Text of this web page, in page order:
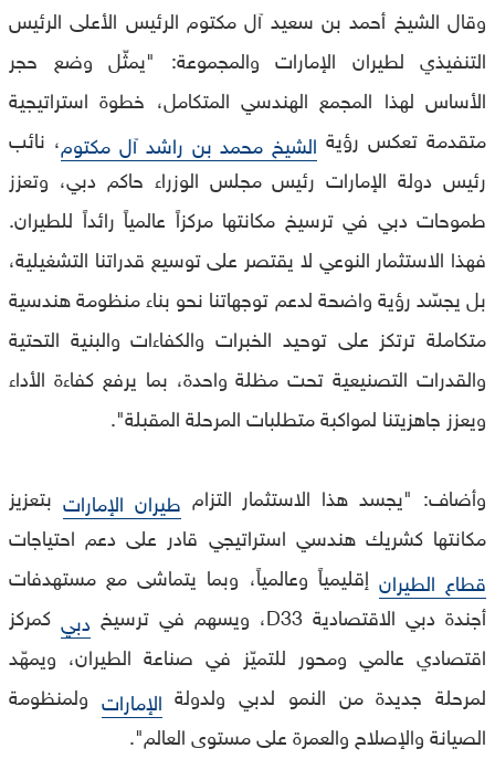
وقال الشيخ أحمد بن سعيد آل مكتوم الرئيس الأعلى الرئيس
التنفيذي لطيران الإمارات والمجموعة: "يمثّل وضع حجر
الأساس لهذا المجمع الهندسي المتكامل، خطوة استراتيجية
متقدمة تعكس رؤية الشيخ محمد بن راشد آل مكتوم، نائب
رئيس دولة الإمارات رئيس مجلس الوزراء حاكم دبي، وتعزز
طموحات دبي في ترسيخ مكانتها مركزاً عالمياً رائداً للطيران.
فهذا الاستثمار النوعي لا يقتصر على توسيع قدراتنا التشغيلية،
بل يجسّد رؤية واضحة لدعم توجهاتنا نحو بناء منظومة هندسية
متكاملة ترتكز على توحيد الخبرات والكفاءات والبنية التحتية
والقدرات التصنيعية تحت مظلة واحدة، بما يرفع كفاءة الأداء
ويعزز جاهزيتنا لمواكبة متطلبات المرحلة المقبلة".
وأضاف: "يجسد هذا الاستثمار التزام طيران الإمارات بتعزيز
مكانتها كشريك هندسي استراتيجي قادر على دعم احتياجات
قطاع الطيران إقليمياً وعالمياً، وبما يتماشى مع مستهدفات
أجندة دبي الاقتصادية D33، ويسهم في ترسيخ
دبي كمركز
اقتصادي عالمي ومحور للتميّز في صناعة الطيران، ويمهّد
لمرحلة جديدة من النمو لدبي ولدولة الإمارات ولمنظومة
الصيانة والإصلاح والعمرة على مستوى العالم".